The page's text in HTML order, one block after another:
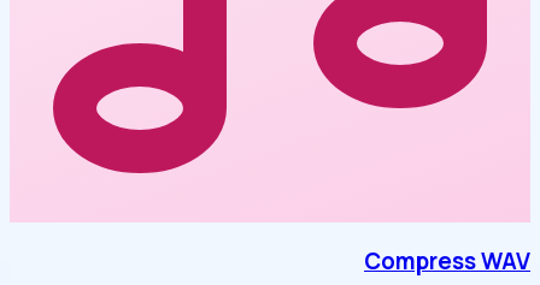
Compress WAV